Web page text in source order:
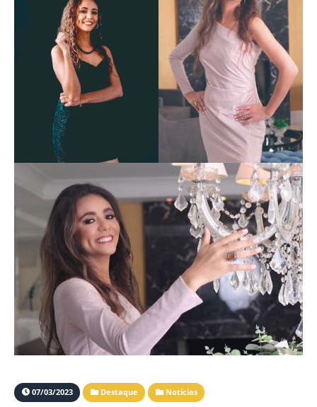
07/03/2023 Destaque Notícias